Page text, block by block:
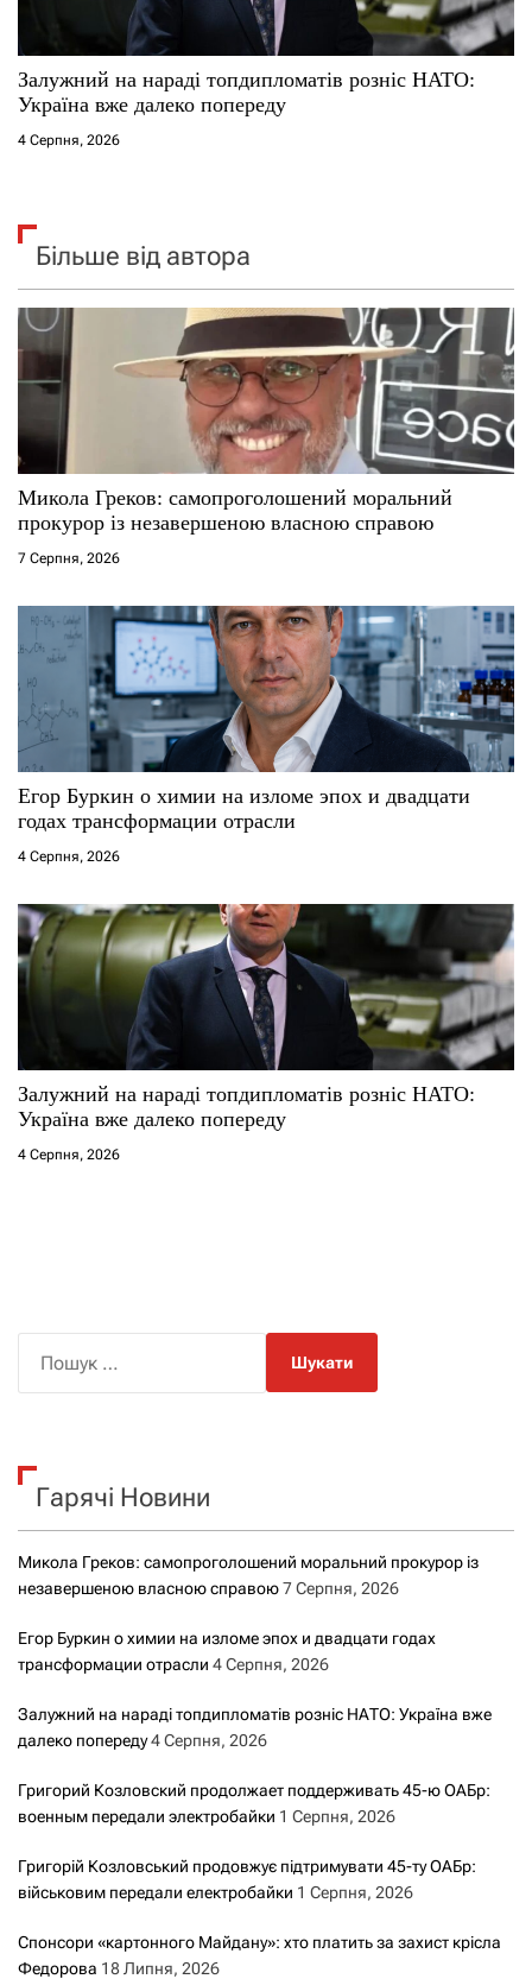
Залужний на нараді топдипломатів розніс НАТО:
Україна вже далеко попереду
4 Серпня, 2026
Більше від автора
Микола Греков: самопроголошений моральний
прокурор із незавершеною власною справою
7 Серпня, 2026
Егор Буркин о химии на изломе эпох и двадцати
годах трансформации отрасли
4 Серпня, 2026
Залужний на нараді топдипломатів розніс НАТО:
Україна вже далеко попереду
4 Серпня, 2026
к
Гарячі Новини
Микола Греков: самопроголошений моральний прокурор із
незавершеною власною справою7 Серпня, 2026
Егор Буркин о химии на изломе эпох и двадцати годах
трансформации отрасли 4 Серпня, 2026
Залужний на нараді топдипломатів розніс НАТО: Україна вже
далеко попереду4 Серпня, 2026
Григорий Козловский продолжает поддерживать 45-ю ОАБр:
военным передали электробайки 1 Серпня, 2026
Григорій Козловський продовжує підтримувати 45-ту ОАБр:
військовим передали електробайки 1 Серпня, 2026
Спонсори «картонного Майдану»: хто платить за захист крісла
Федорова 18 Липня, 2026